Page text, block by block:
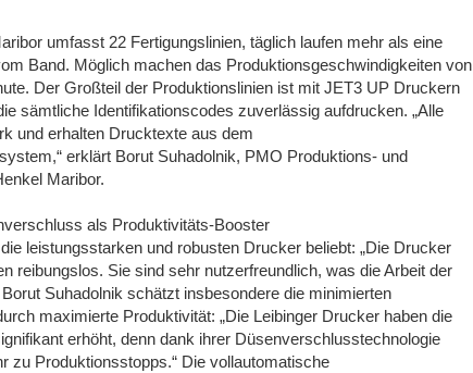
umfasst 22 Fertigungslinien, täglich laufen mehr als eine
Band. Möglich machen das Produktionsgeschwindigkeiten von
Der Großteil der Produktionslinien ist mit JET3 UP Druckern
sämtliche Identifikationscodes zuverlässig aufdrucken. „Alle
und erhalten Drucktexte aus dem
erklärt Borut Suhadolnik, PMO Produktions- und
Maribor.
als Produktivitäts-Booster
leistungsstarken und robusten Drucker beliebt: „Die Drucker
reibungslos. Sie sind sehr nutzerfreundlich, was die Arbeit der
Suhadolnik schätzt insbesondere die minimierten
maximierte Produktivität: „Die Leibinger Drucker haben die
erhöht, denn dank ihrer Düsenverschlusstechnologie
zu Produktionsstopps.“ Die vollautomatische